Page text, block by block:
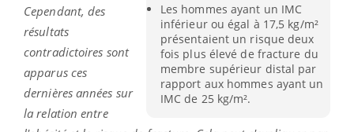
Les hommes ayant un IMC
inférieur ou égal à 17,5 kg/m²
présentaient un risque deux
fois plus élevé de fracture du
membre supérieur distal par
rapport aux hommes ayant un
IMC de 25 kg/m².
Cependant, des
résultats
contradictoires sont
apparus ces
dernières années sur
la relation entre